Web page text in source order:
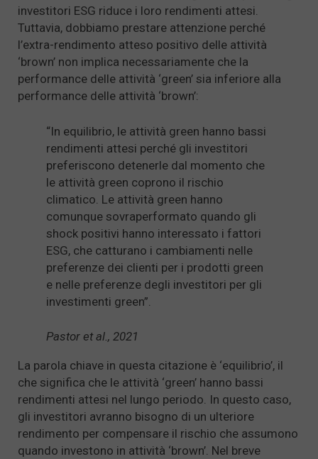
investitori ESG riduce i loro rendimenti attesi.
Tuttavia, dobbiamo prestare attenzione perché
l’extra-rendimento atteso positivo delle attività
‘brown’ non implica necessariamente che la
performance delle attività ‘green’ sia inferiore alla
performance delle attività ‘brown’:
“In equilibrio, le attività green hanno bassi
rendimenti attesi perché gli investitori
preferiscono detenerle dal momento che
le attività green coprono il rischio
climatico. Le attività green hanno
comunque sovraperformato quando gli
shock positivi hanno interessato i fattori
ESG, che catturano i cambiamenti nelle
preferenze dei clienti per i prodotti green
e nelle preferenze degli investitori per gli
investimenti green”.
Pastor et al., 2021
La parola chiave in questa citazione è ‘equilibrio’, il
che significa che le attività ‘green’ hanno bassi
rendimenti attesi nel lungo periodo. In questo caso,
gli investitori avranno bisogno di un ulteriore
rendimento per compensare il rischio che assumono
quando investono in attività ‘brown’. Nel breve